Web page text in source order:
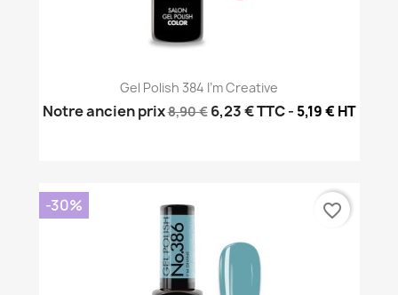
Gel Polish 384 I'm Creative
Notre ancien prix8,90 € 6,23 €TTC- 5,19 € HT
-30% favorite_border